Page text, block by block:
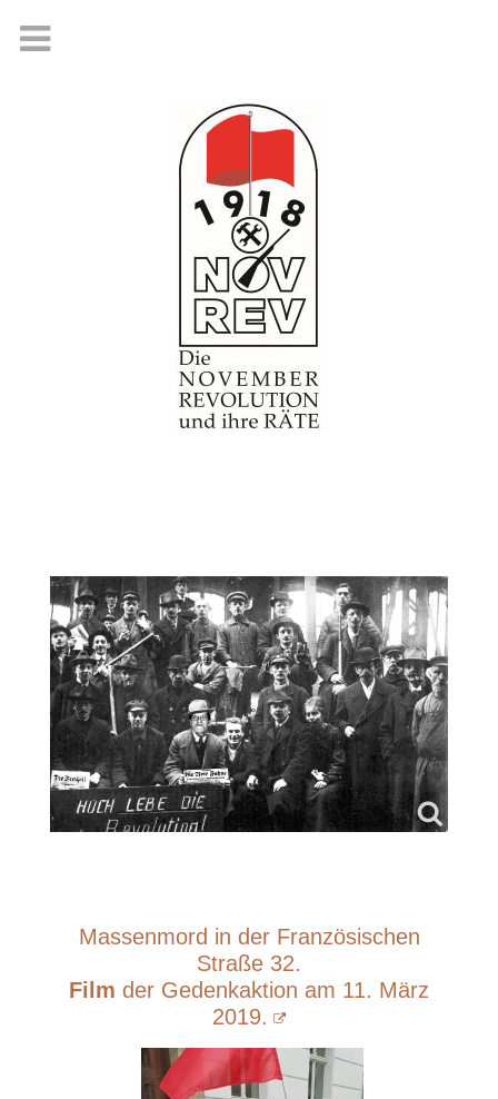
Massenmord in der Französischen
Straße 32.
Film der Gedenkaktion am 11. März
2019.